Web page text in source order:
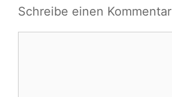
Schreibe einen Kommentar